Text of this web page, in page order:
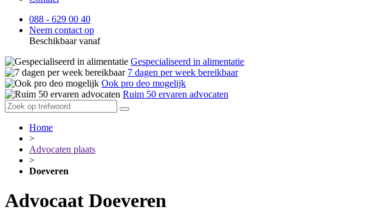
088 - 629 00 40
Neem contact op
Beschikbaar vanaf
Gespecialiseerd in alimentatie
7 dagen per week bereikbaar
Ook pro deo mogelijk
Ruim 50 ervaren advocaten
Home
>
Advocaten plaats
>
Doeveren
Advocaat Doeveren